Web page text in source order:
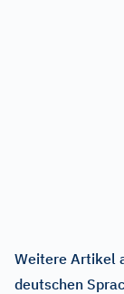
Weitere Artikel
deutschen